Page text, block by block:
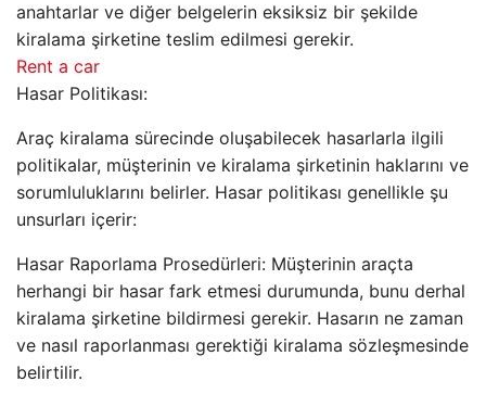
anahtarlar ve diğer belgelerin eksiksiz bir şekilde
kiralama şirketine teslim edilmesi gerekir.
Rent a car
Hasar Politikası:
Araç kiralama sürecinde oluşabilecek hasarlarla ilgili
politikalar, müşterinin ve kiralama şirketinin haklarını ve
sorumluluklarını belirler. Hasar politikası genellikle şu
unsurları içerir:
Hasar Raporlama Prosedürleri: Müşterinin araçta
herhangi bir hasar fark etmesi durumunda, bunu derhal
kiralama şirketine bildirmesi gerekir. Hasarın ne zaman
ve nasıl raporlanması gerektiği kiralama sözleşmesinde
belirtilir.